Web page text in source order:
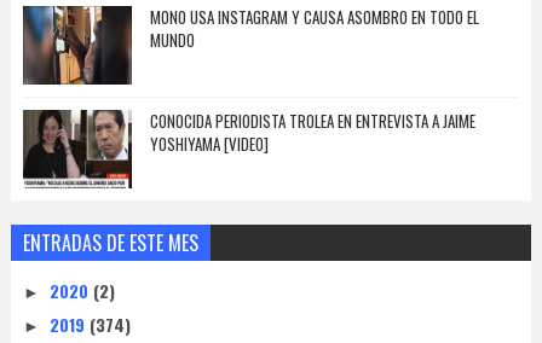
MONO USA INSTAGRAM Y CAUSA ASOMBRO EN TODO EL
MUNDO
CONOCIDA PERIODISTA TROLEA EN ENTREVISTA A JAIME
YOSHIYAMA [VIDEO]
ENTRADAS DE ESTE MES
► 2020 (2)
► 2019 (374)